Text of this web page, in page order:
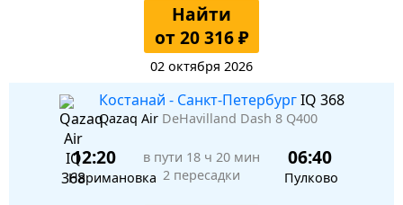
Найти
от 20 316 ₽
02 октября 2026
Костанай - Санкт-ПетербургIQ 368
Qazaq Air DeHavilland Dash 8 Q400
12:20
Наримановка
в пути 18 ч 20 мин
2 пересадки
06:40
Пулково